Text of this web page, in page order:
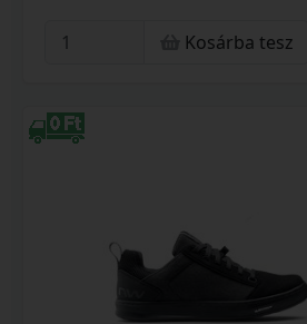
Kosárba tesz